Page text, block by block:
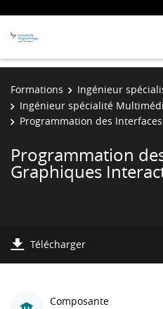
Formations
Ingénieur
Ingénieur spécialité
Programmation des
Programmation
Graphiques
Télécharger
Composante